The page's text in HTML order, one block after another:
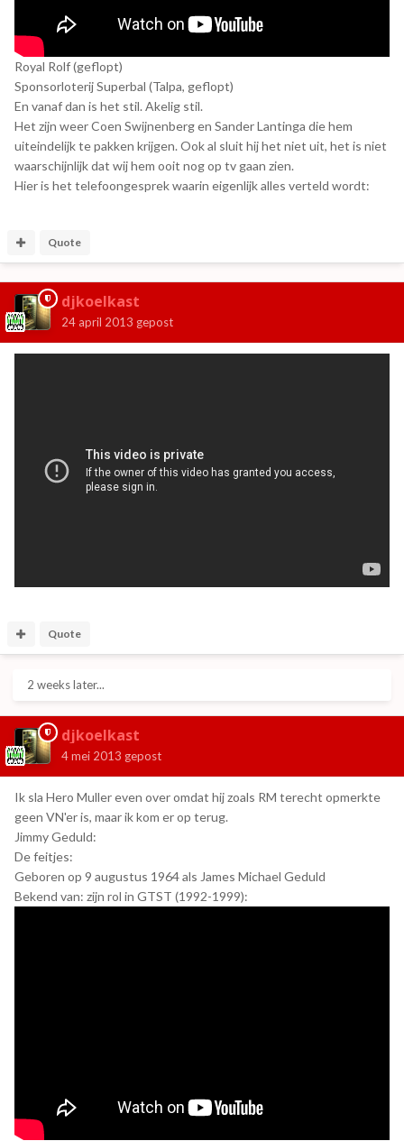
Royal Rolf (geflopt)
Sponsorloterij Superbal (Talpa, geflopt)
En vanaf dan is het stil. Akelig stil.
Het zijn weer Coen Swijnenberg en Sander Lantinga die hem
uiteindelijk te pakken krijgen. Ook al sluit hij het niet uit, het is niet
waarschijnlijk dat wij hem ooit nog op tv gaan zien.
Hier is het telefoongesprek waarin eigenlijk alles verteld wordt:
Quote
djkoelkast
24 april 2013 gepost
Quote
2 weeks later...
djkoelkast
4 mei 2013 gepost
Ik sla Hero Muller even over omdat hij zoals RM terecht opmerkte
geen VN'er is, maar ik kom er op terug.
Jimmy Geduld:
De feitjes:
Geboren op 9 augustus 1964 als James Michael Geduld
Bekend van: zijn rol in GTST (1992-1999):